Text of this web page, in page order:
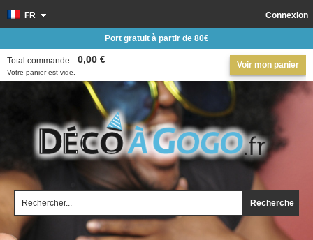
Recherche
Connexion
FR
Voir mon panier
Votre panier est vide.
Total commande : 0,00 €
Port gratuit à partir de 80€